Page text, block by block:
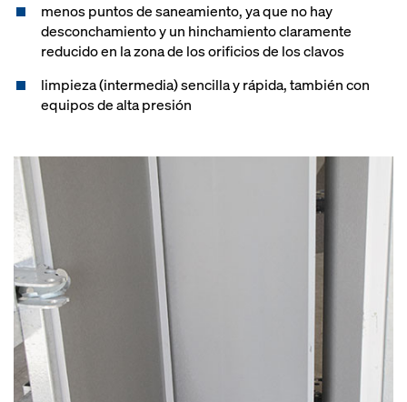
menos puntos de saneamiento, ya que no hay
desconchamiento y un hinchamiento claramente
reducido en la zona de los orificios de los clavos
limpieza (intermedia) sencilla y rápida, también con
equipos de alta presión